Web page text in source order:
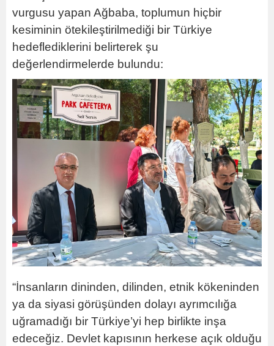
vurgusu yapan Ağbaba, toplumun hiçbir
kesiminin ötekileştirilmediği bir Türkiye
hedeflediklerini belirterek şu
değerlendirmelerde bulundu:
“İnsanların dininden, dilinden, etnik kökeninden
ya da siyasi görüşünden dolayı ayrımcılığa
uğramadığı bir Türkiye’yi hep birlikte inşa
edeceğiz. Devlet kapısının herkese açık olduğu